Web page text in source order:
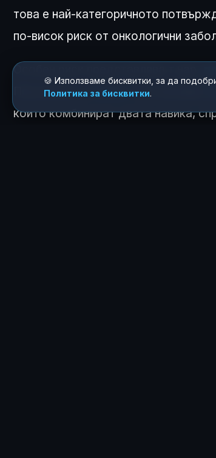
това е най-категоричното
по-висок риск от онкологични
Особен риск представлява т.нар.
Проучване от2024 г.установява
които комбинират двата навика,
🍪 Използваме бисквитки, за да
Политика за бисквитки.